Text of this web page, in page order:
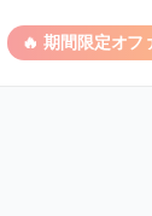
🔥 期間限定オフ